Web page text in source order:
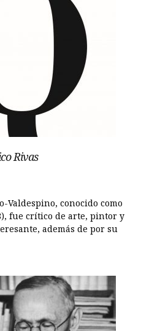
Rivas
Valdespino, conocido como
fue crítico de arte, pintor y
además de por su